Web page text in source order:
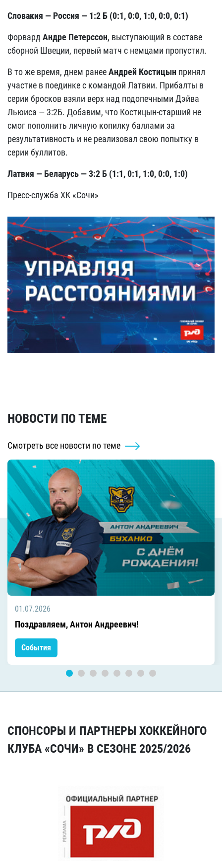
Словакия — Россия — 1:2 Б (0:1, 0:0, 1:0, 0:0, 0:1)
Форвард Андре Петерссон, выступающий в составе
сборной Швеции, первый матч с немцами пропустил.
В то же время, днем ранееАндрей Костицын принял
участие в поединке с командой Латвии. Прибалты в
серии бросков взяли верх над подопечными Дэйва
Льюиса — 3:2Б. Добавим, что Костицын-старший не
смог пополнить личную копилку баллами за
результативность и не реализовал свою попытку в
серии буллитов.
Латвия — Беларусь — 3:2 Б (1:1, 0:1, 1:0, 0:0, 1:0)
Пресс-служба ХК «Сочи»
НОВОСТИ ПО ТЕМЕ
Смотреть все новости по теме
01.07.2026
Поздравляем, Антон Андреевич!
События
СПОНСОРЫ И ПАРТНЕРЫ ХОККЕЙНОГО
КЛУБА «СОЧИ» В СЕЗОНЕ 2025/2026